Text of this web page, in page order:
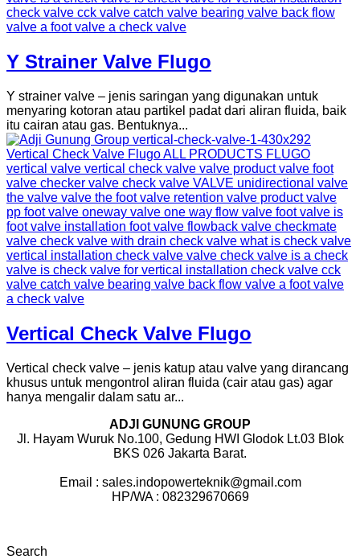
Y Strainer Valve Flugo
Y strainer valve – jenis saringan yang digunakan untuk
menyaring kotoran atau partikel padat dari aliran fluida, baik
itu cairan atau gas. Bentuknya...
Vertical Check Valve Flugo
Vertical check valve – jenis katup atau valve yang dirancang
khusus untuk mengontrol aliran fluida (cair atau gas) agar
hanya mengalir dalam satu ar...
ADJI GUNUNG GROUP
Jl. Hayam Wuruk No.100, Gedung HWI Glodok Lt.03 Blok
BKS 026 Jakarta Barat.
Email : sales.indopowerteknik@gmail.com
HP/WA : 082329670669
Search